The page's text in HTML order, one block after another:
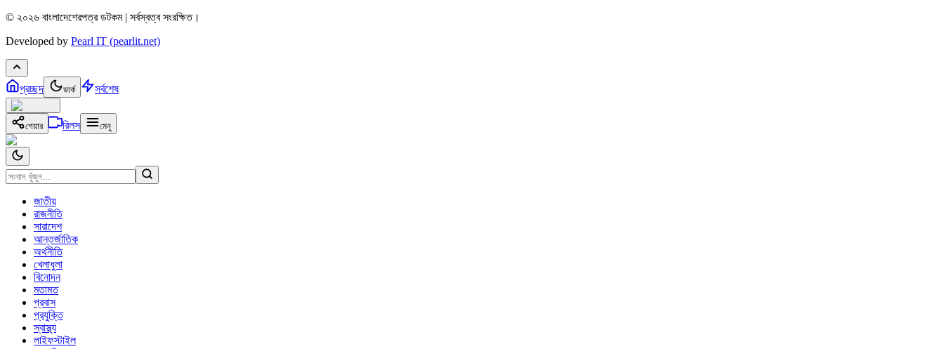
© ২০২৬ বাংলাদেশেরপত্র ডটকম | সর্বস্বত্ব সংরক্ষিত।
Developed by Pearl IT (pearlit.net)
প্রচ্ছদ ডার্ক সর্বশেষ
শেয়ার রিলস মেনু
জাতীয়
রাজনীতি
সারাদেশ
আন্তর্জাতিক
অর্থনীতি
খেলাধুলা
বিনোদন
মতামত
প্রবাস
প্রযুক্তি
স্বাস্থ্য
লাইফস্টাইল